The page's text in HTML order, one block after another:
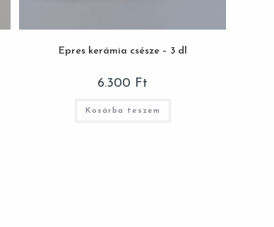
Epres kerámia csésze – 3 dl
6.300 Ft
Kosárba teszem